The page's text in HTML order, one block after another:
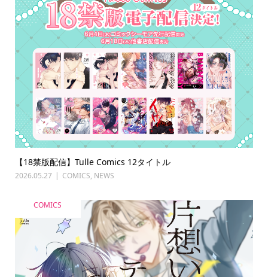
【18禁版配信】Tulle Comics 12タイトル
2026.05.27 COMICS, NEWS
COMICS